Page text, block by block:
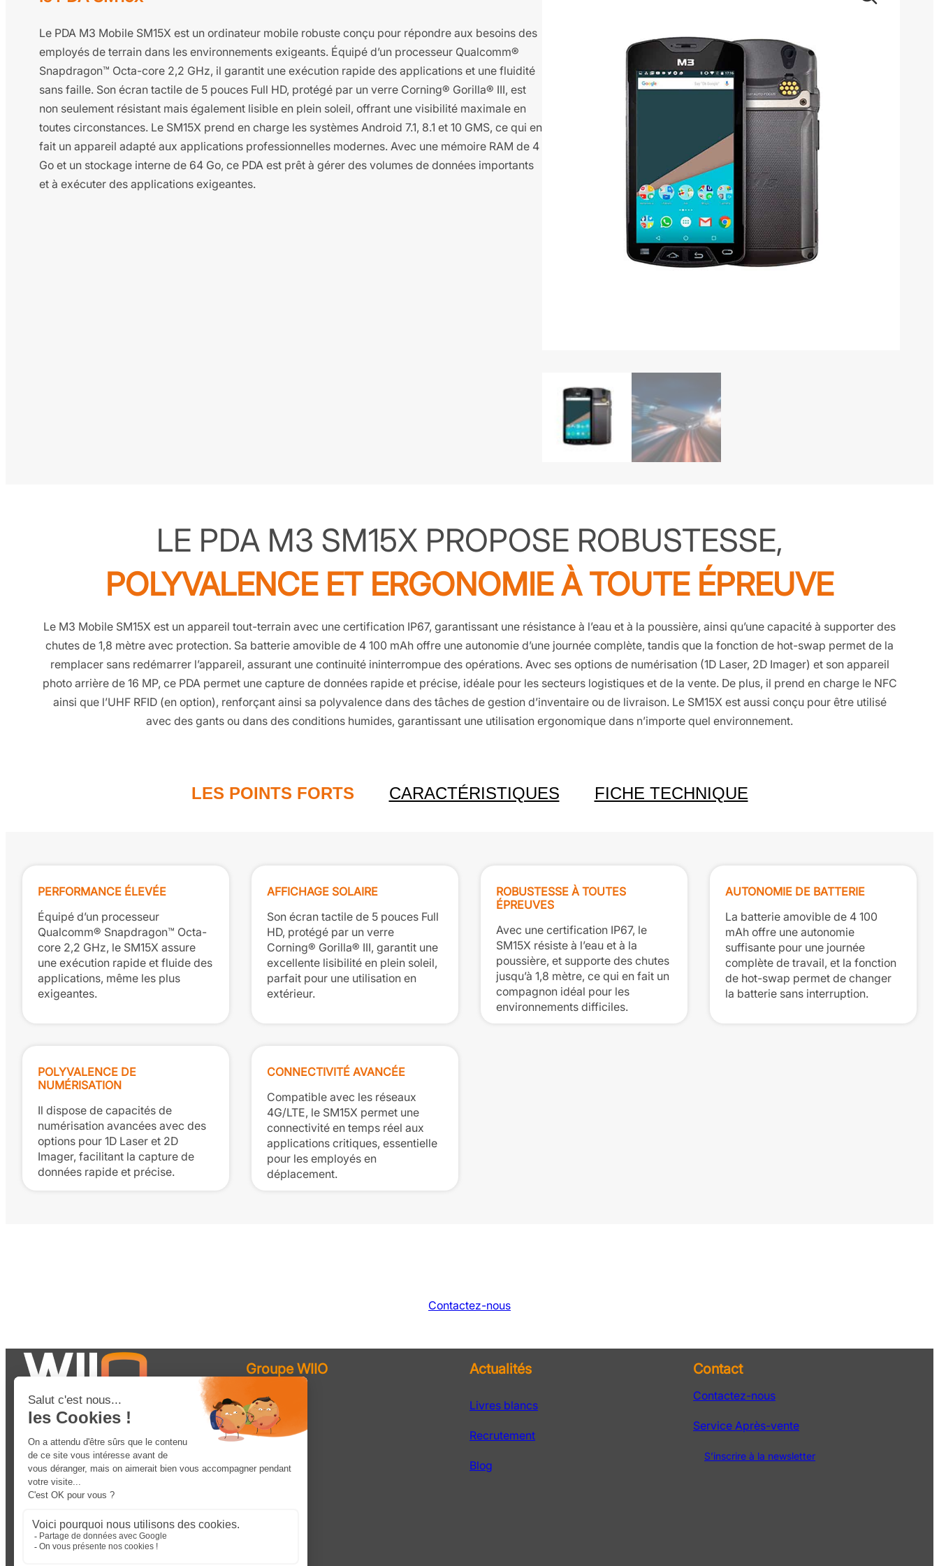
Le PDA M3 Mobile SM15X est un ordinateur mobile robuste conçu pour répondre aux besoins des
employés de terrain dans les environnements exigeants. Équipé d’un processeur Qualcomm®
Snapdragon™ Octa-core 2,2 GHz, il garantit une exécution rapide des applications et une fluidité
sans faille. Son écran tactile de 5 pouces Full HD, protégé par un verre Corning® Gorilla® III, est
non seulement résistant mais également lisible en plein soleil, offrant une visibilité maximale en
toutes circonstances. Le SM15X prend en charge les systèmes Android 7.1, 8.1 et 10 GMS, ce qui en
fait un appareil adapté aux applications professionnelles modernes. Avec une mémoire RAM de 4
Go et un stockage interne de 64 Go, ce PDA est prêt à gérer des volumes de données importants
et à exécuter des applications exigeantes.
LE PDA M3 SM15X PROPOSE ROBUSTESSE,
POLYVALENCE ET ERGONOMIE À TOUTE ÉPREUVE
Le M3 Mobile SM15X est un appareil tout-terrain avec une certification IP67, garantissant une résistance à l’eau et à la poussière, ainsi qu’une capacité à supporter des
chutes de 1,8 mètre avec protection. Sa batterie amovible de 4 100 mAh offre une autonomie d’une journée complète, tandis que la fonction de hot-swap permet de la
remplacer sans redémarrer l’appareil, assurant une continuité ininterrompue des opérations. Avec ses options de numérisation (1D Laser, 2D Imager) et son appareil
photo arrière de 16 MP, ce PDA permet une capture de données rapide et précise, idéale pour les secteurs logistiques et de la vente. De plus, il prend en charge le NFC
ainsi que l’UHF RFID (en option), renforçant ainsi sa polyvalence dans des tâches de gestion d’inventaire ou de livraison. Le SM15X est aussi conçu pour être utilisé
avec des gants ou dans des conditions humides, garantissant une utilisation ergonomique dans n’importe quel environnement.
LES POINTS FORTS CARACTÉRISTIQUES FICHE TECHNIQUE
PERFORMANCE ÉLEVÉE
Équipé d’un processeur
Qualcomm® Snapdragon™ Octa-
core 2,2 GHz, le SM15X assure
une exécution rapide et fluide des
applications, même les plus
exigeantes.
AFFICHAGE SOLAIRE
Son écran tactile de 5 pouces Full
HD, protégé par un verre
Corning® Gorilla® III, garantit une
excellente lisibilité en plein soleil,
parfait pour une utilisation en
extérieur.
ROBUSTESSE À TOUTES
ÉPREUVES
Avec une certification IP67, le
SM15X résiste à l’eau et à la
poussière, et supporte des chutes
jusqu’à 1,8 mètre, ce qui en fait un
compagnon idéal pour les
environnements difficiles.
AUTONOMIE DE BATTERIE
La batterie amovible de 4 100
mAh offre une autonomie
suffisante pour une journée
complète de travail, et la fonction
de hot-swap permet de changer
la batterie sans interruption.
POLYVALENCE DE
NUMÉRISATION
Il dispose de capacités de
numérisation avancées avec des
options pour 1D Laser et 2D
Imager, facilitant la capture de
données rapide et précise.
CONNECTIVITÉ AVANCÉE
Compatible avec les réseaux
4G/LTE, le SM15X permet une
connectivité en temps réel aux
applications critiques, essentielle
pour les employés en
déplacement.
Contactez-nous
Groupe WIIO
Robotique
Solutions
Matériel
Actualités
Livres blancs
Recrutement
Blog
Contact
Contactez-nous
Service Après-vente
S’inscrire à la newsletter